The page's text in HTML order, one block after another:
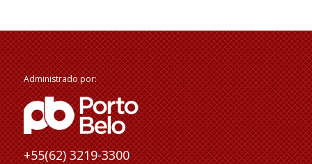
Administrado por:
+55(62) 3219-3300